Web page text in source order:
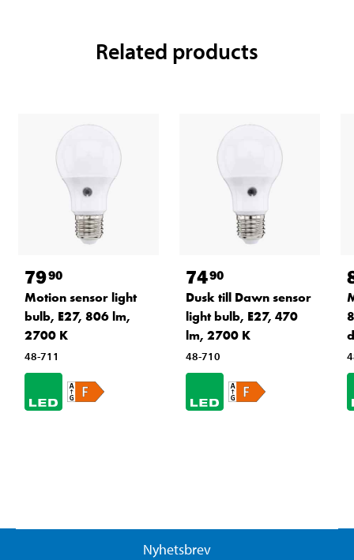
Related products
7990
Motion sensor light
bulb, E27, 806 lm,
2700 K
48-711
7490
Dusk till Dawn sensor
light bulb, E27, 470
lm, 2700 K
48-710
Nyhetsbrev